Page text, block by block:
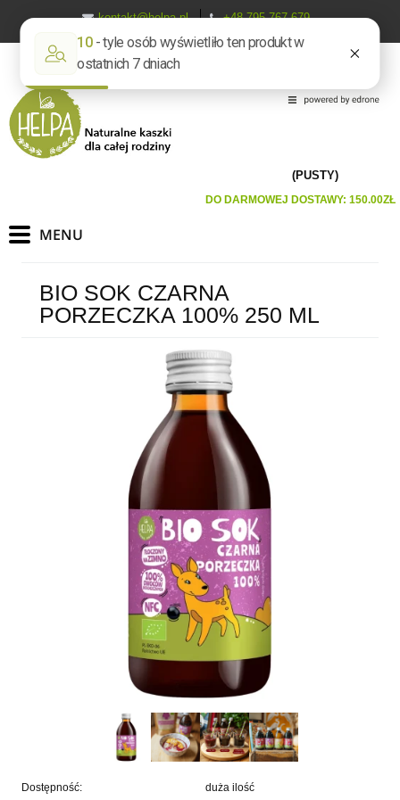
kontakt@helpa.pl +48 795 767 679
(PUSTY)
DO DARMOWEJ DOSTAWY: 150.00ZŁ
BIO SOK CZARNA
PORZECZKA 100% 250 ML
Dostępność:
duża ilość